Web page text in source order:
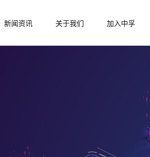
新闻资讯 关于我们 加入中孚